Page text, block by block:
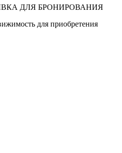
ДЛЯ БРОНИРОВАНИЯ
для приобретения